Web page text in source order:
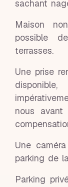
sachant
Maison
possible
terrasses.
Une prise
nous avant
Une
parking de
Parking